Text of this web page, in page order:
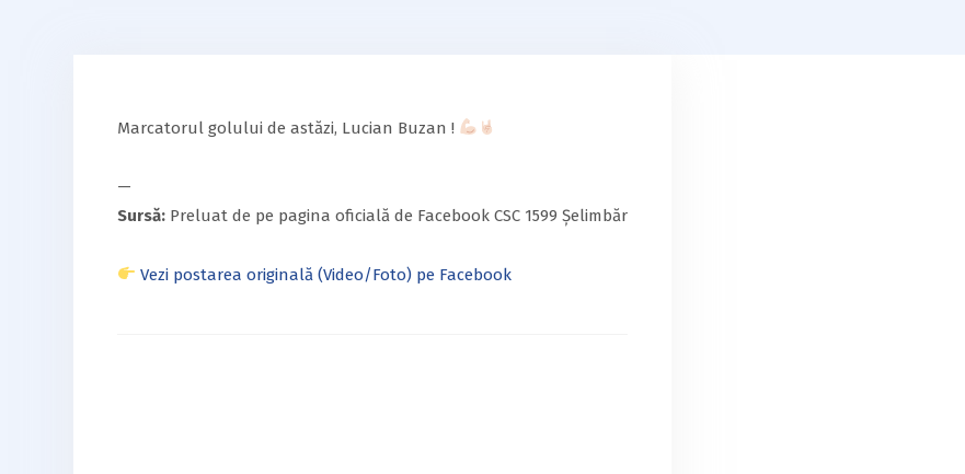
Marcatorul golului de astăzi, Lucian Buzan !
—
Sursă: Preluat de pe pagina oficială de Facebook CSC 1599 Șelimbăr
Vezi postarea originală (Video/Foto) pe Facebook